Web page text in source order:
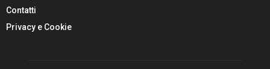
Contatti
Privacy e Cookie